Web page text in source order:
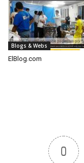
Blogs & Webs
ElBlog.com
0